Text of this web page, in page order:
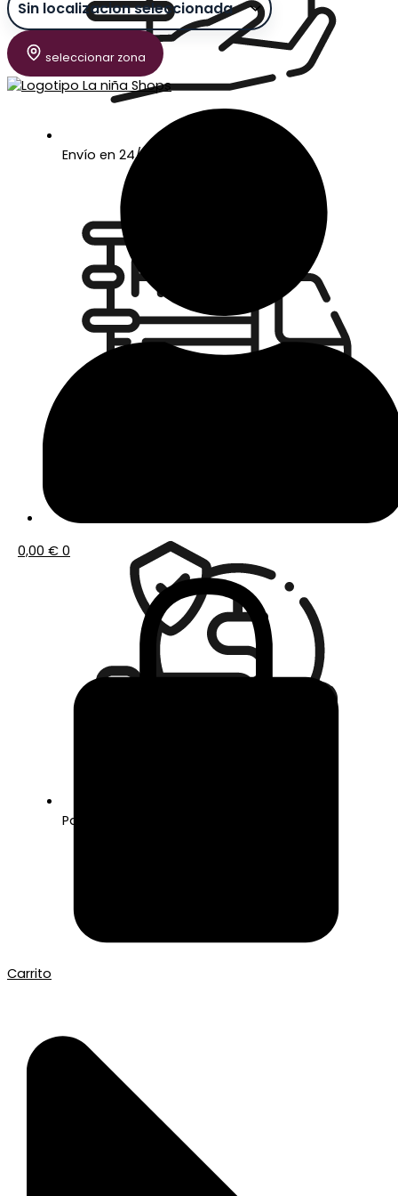
seleccionar zona
0,00 € 0
Carrito
Envío en 24/48 horas laborables
Pago seguro con Tarjeta o Bizum